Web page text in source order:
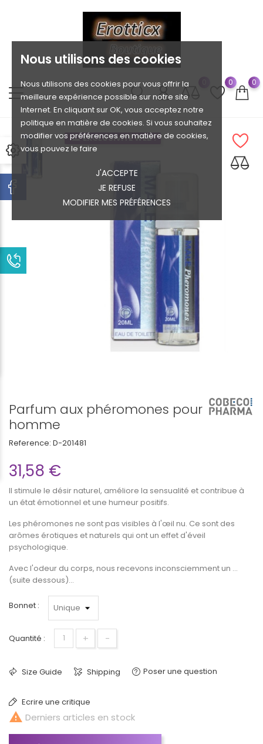
Nous utilisons des cookies
Nous utilisons des cookies pour vous offrir la
meilleure expérience possible sur notre site
Internet. En cliquant sur OK, vous acceptez notre
politique en matière de cookies. Si vous souhaitez
modifier vos préférences en matière de cookies,
vous pouvez le faire
J'ACCEPTE
JE REFUSE
MODIFIER MES PRÉFÉRENCES
0 0
EXCLUSIVITÉ WEB !
Parfum aux phéromones pour
homme
Reference: D-201481
31,58 €
Il stimule le désir naturel, améliore la sensualité et contribue à
un état émotionnel et une humeur positifs.
Les phéromones ne sont pas visibles à l'œil nu. Ce sont des
arômes érotiques et naturels qui ont un effet d'éveil
psychologique.
Avec l'odeur du corps, nous recevons inconsciemment un ...
(suite dessous)...
Bonnet :
Quantité : + -
Size Guide Shipping Poser une question
Ecrire une critique
 Derniers articles en stock